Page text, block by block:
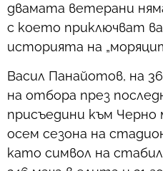
двамата ветерани
с което приключват
историята на
Васил Панайотов, на
на отбора през
присъедини към Черно
осем сезона на
като символ на